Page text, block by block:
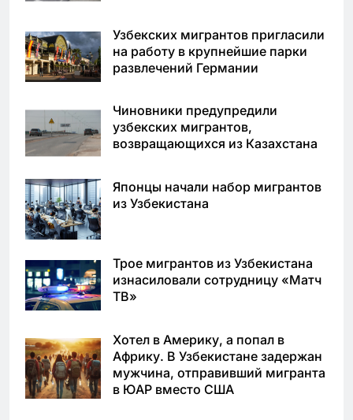
Узбекских мигрантов пригласили
на работу в крупнейшие парки
развлечений Германии
Чиновники предупредили
узбекских мигрантов,
возвращающихся из Казахстана
Японцы начали набор мигрантов
из Узбекистана
Трое мигрантов из Узбекистана
изнасиловали сотрудницу «Матч
ТВ»
Хотел в Америку, а попал в
Африку. В Узбекистане задержан
мужчина, отправивший мигранта
в ЮАР вместо США